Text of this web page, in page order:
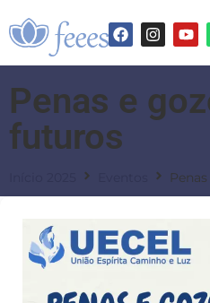
Penas e
futuros